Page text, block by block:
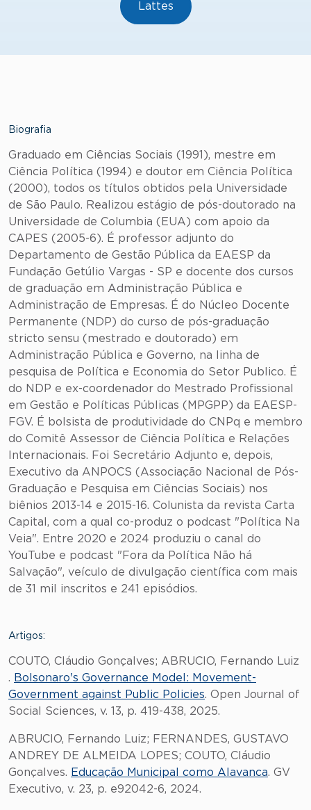
Lattes
Biografia
Graduado em Ciências Sociais (1991), mestre em
Ciência Política (1994) e doutor em Ciência Política
(2000), todos os títulos obtidos pela Universidade
de São Paulo. Realizou estágio de pós-doutorado na
Universidade de Columbia (EUA) com apoio da
CAPES (2005-6). É professor adjunto do
Departamento de Gestão Pública da EAESP da
Fundação Getúlio Vargas - SP e docente dos cursos
de graduação em Administração Pública e
Administração de Empresas. É do Núcleo Docente
Permanente (NDP) do curso de pós-graduação
stricto sensu (mestrado e doutorado) em
Administração Pública e Governo, na linha de
pesquisa de Política e Economia do Setor Publico. É
do NDP e ex-coordenador do Mestrado Profissional
em Gestão e Políticas Públicas (MPGPP) da EAESP-
FGV. É bolsista de produtividade do CNPq e membro
do Comitê Assessor de Ciência Política e Relações
Internacionais. Foi Secretário Adjunto e, depois,
Executivo da ANPOCS (Associação Nacional de Pós-
Graduação e Pesquisa em Ciências Sociais) nos
biênios 2013-14 e 2015-16. Colunista da revista Carta
Capital, com a qual co-produz o podcast "Política Na
Veia". Entre 2020 e 2024 produziu o canal do
YouTube e podcast "Fora da Política Não há
Salvação", veículo de divulgação científica com mais
de 31 mil inscritos e 241 episódios.
Artigos:
COUTO, Cláudio Gonçalves; ABRUCIO, Fernando Luiz
. Bolsonaro's Governance Model: Movement-
Government against Public Policies. Open Journal of
Social Sciences, v. 13, p. 419-438, 2025.
ABRUCIO, Fernando Luiz; FERNANDES, GUSTAVO
ANDREY DE ALMEIDA LOPES; COUTO, Cláudio
Gonçalves. Educação Municipal como Alavanca. GV
Executivo, v. 23, p. e92042-6, 2024.